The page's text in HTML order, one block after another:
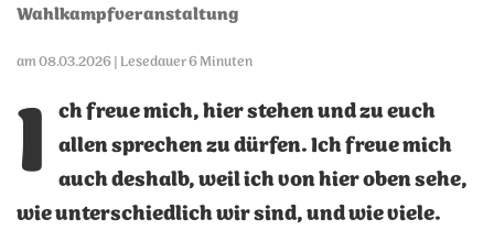
Wahlkampfveranstaltung
am 08.03.2026 | Lesedauer 6 Minuten
I ch freue mich, hier stehen und zu euch
allen sprechen zu dürfen. Ich freue mich
auch deshalb, weil ich von hier oben sehe,
wie unterschiedlich wir sind, und wie viele.